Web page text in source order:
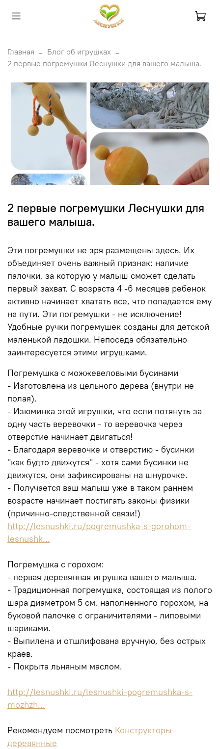
Главная
Блог об игрушках
2 первые погремушки Леснушки для вашего малыша.
2 первые погремушки Леснушки для
вашего малыша.
Эти погремушки не зря размещены здесь. Их
объединяет очень важный признак: наличие
палочки, за которую у малыш сможет сделать
первый захват. С возраста 4 -6 месяцев ребенок
активно начинает хватать все, что попадается ему
на пути. Эти погремушки - не исключение!
Удобные ручки погремушек созданы для детской
маленькой ладошки. Непоседа обязательно
заинтересуется этими игрушками.
Погремушка с можжевеловыми бусинами
- Изготовлена из цельного дерева (внутри не
полая).
- Изюминка этой игрушки, что если потянуть за
одну часть веревочки - то веревочка через
отверстие начинает двигаться!
- Благодаря веревочке и отверстию - бусинки
"как будто движутся" - хотя сами бусинки не
движутся, они зафиксированы на шнурочке.
- Получается ваш малыш уже в таком раннем
возрасте начинает постигать законы физики
(причинно-следственной связи!)
http://lesnushki.ru/pogremushka-s-gorohom-
lesnushk...
Погремушка с горохом:
- первая деревянная игрушка вашего малыша.
- Традиционная погремушка, состоящая из полого
шара диаметром 5 см, наполненного горохом, на
буковой палочке с ограничителями - липовыми
шариками.
- Выпилена и отшлифована вручную, без острых
краев.
- Покрыта льняным маслом.
http://lesnushki.ru/lesnushki-pogremushka-s-
mozhzh...
Рекомендуем посмотреть Конструкторы
деревянные